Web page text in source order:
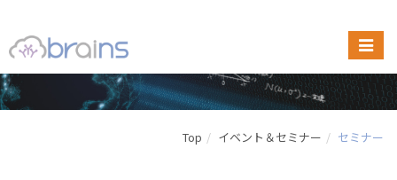
Top イベント＆セミナー セミナー